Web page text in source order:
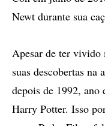
Newt durante sua
Apesar de ter vivido
suas descobertas
depois de 1992,
Harry Potter. Isso